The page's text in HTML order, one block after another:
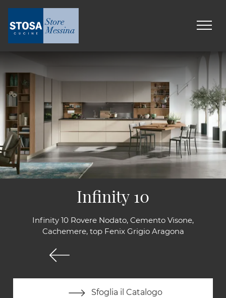
Infinity 10 Rovere Nodato, Cemento Visone,
Cachemere, top Fenix Grigio Aragona
Sfoglia il Catalogo
Infinity 10